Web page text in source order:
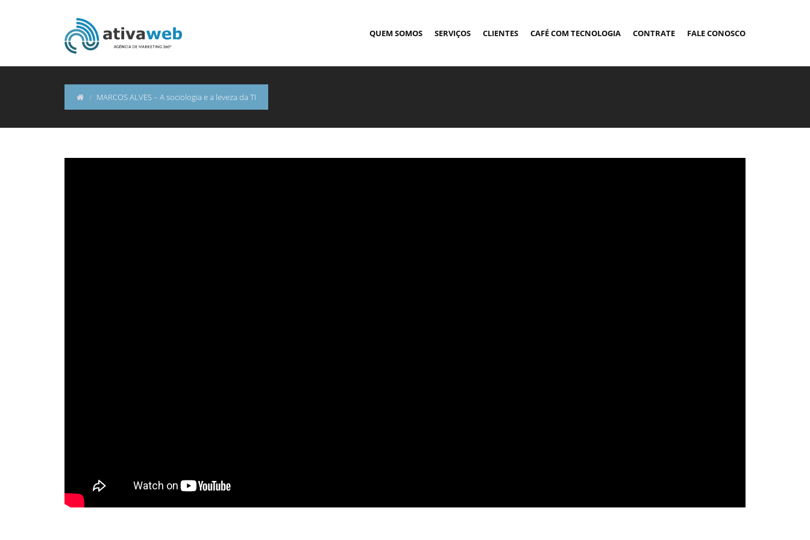
QUEM SOMOS SERVIÇOS CLIENTES CAFÉ COM TECNOLOGIA CONTRATE FALE CONOSCO
e transmissão ao vivo. Com ampla experiência na disseminação de conteúdo em diferentes
on demand e desenvolvimento de sites e aplicativos. A empresa conta com um time de
dos nossos clientes por meio da criação de soluções digitais inovadoras e de
colaboradores 3- Excelência com simplicidade 4- Transparência e foco nos resultados 5-
MARCOS ALVES – A sociologia e a leveza da TI